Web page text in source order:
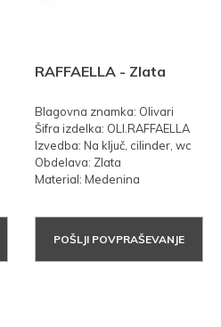
RAFFAELLA - Zlata
Blagovna znamka: Olivari
Šifra izdelka: OLI.RAFFAELLA
Izvedba: Na ključ, cilinder, wc
Obdelava: Zlata
Material: Medenina
POŠLJI POVPRAŠEVANJE